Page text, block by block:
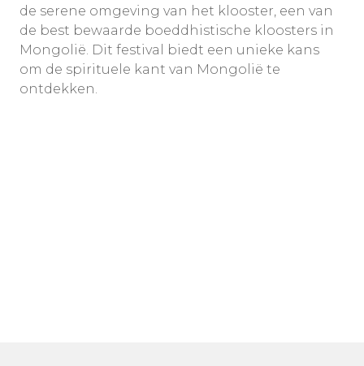
de serene omgeving van het klooster, een van
de best bewaarde boeddhistische kloosters in
Mongolië. Dit festival biedt een unieke kans
om de spirituele kant van Mongolië te
ontdekken.